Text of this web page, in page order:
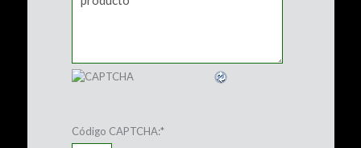
Código CAPTCHA:*